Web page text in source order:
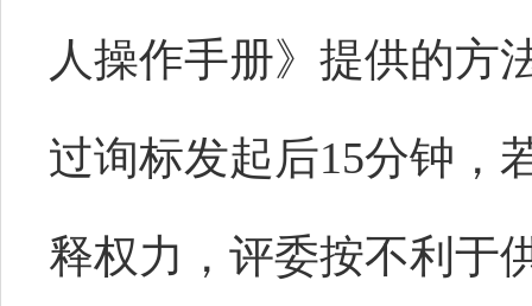
人操作手册》提供的方
过询标发起后15分钟，
释权力，评委按不利于